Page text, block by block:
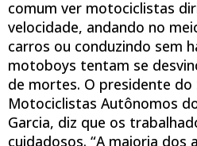
comum ver motociclistas
velocidade, andando no
carros ou conduzindo sem
motoboys tentam se
de mortes. O presidente do
Motociclistas Autônomos
Garcia, diz que os
cuidadosos. “A maioria dos